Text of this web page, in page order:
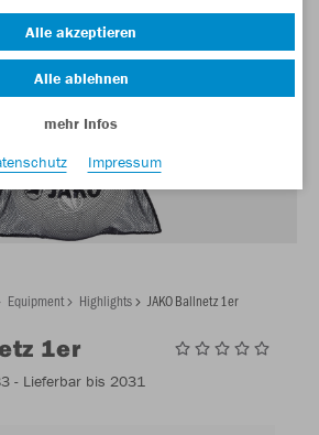
Equipment Highlights JAKO Ballnetz 1er
1er
- Lieferbar bis 2031
Alle akzeptieren
Alle ablehnen
mehr Infos
Impressum